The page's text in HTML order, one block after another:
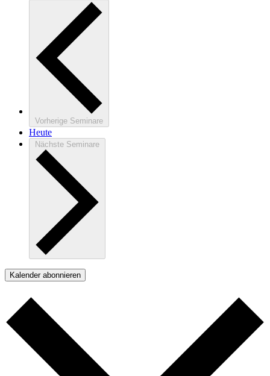
Vorherige Seminare
Heute
Nächste Seminare
Kalender abonnieren